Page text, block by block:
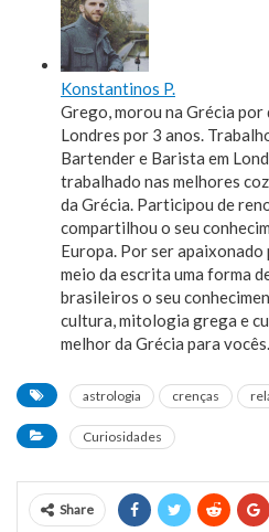
Konstantinos P.
Grego, morou na Grécia por
Londres por 3 anos.
Bartender e Barista em
trabalhado nas melhores
da Grécia. Participou de
compartilhou o seu
Europa. Por ser
meio da escrita uma forma
brasileiros o seu
cultura, mitologia grega e
melhor da Grécia para vocês.
astrologia crenças
Curiosidades
Share